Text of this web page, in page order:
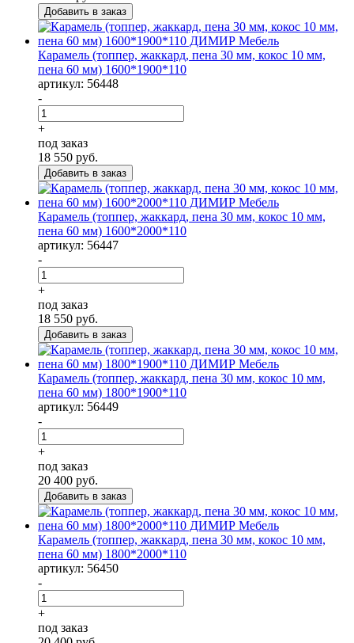
Карамель (топпер, жаккард, пена 30 мм, кокос 10 мм,
пена 60 мм) 1600*1900*110
артикул: 56448
-
+
под заказ
18 550 руб.
Карамель (топпер, жаккард, пена 30 мм, кокос 10 мм,
пена 60 мм) 1600*2000*110
артикул: 56447
-
+
под заказ
18 550 руб.
Карамель (топпер, жаккард, пена 30 мм, кокос 10 мм,
пена 60 мм) 1800*1900*110
артикул: 56449
-
+
под заказ
20 400 руб.
Карамель (топпер, жаккард, пена 30 мм, кокос 10 мм,
пена 60 мм) 1800*2000*110
артикул: 56450
-
+
под заказ